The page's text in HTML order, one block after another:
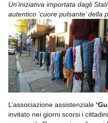
Un’iniziativa importata dagli
autentico ‘cuore pulsante’
L’associazione assistenziale
invitato nei giorni scorsi i cittadini